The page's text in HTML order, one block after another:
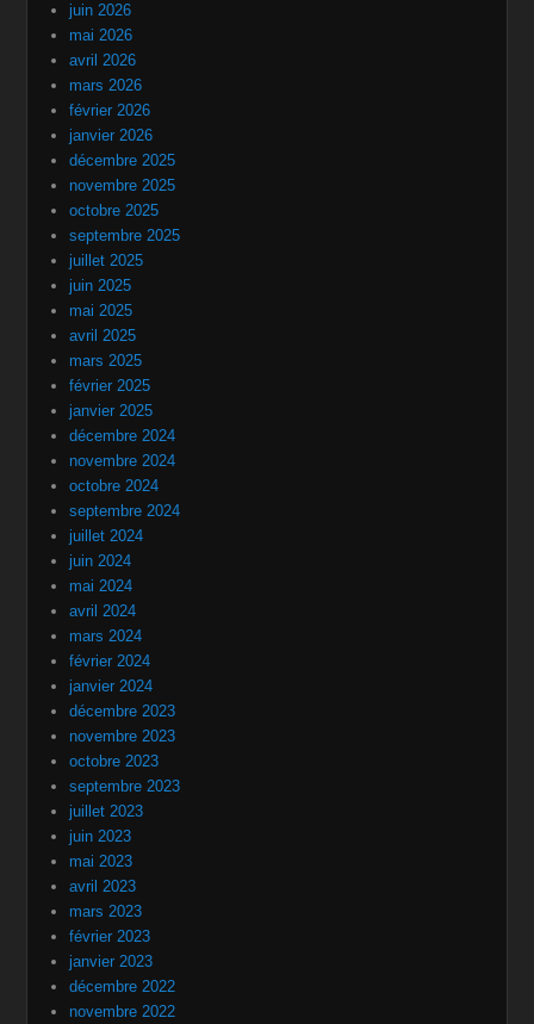
juin 2026
mai 2026
avril 2026
mars 2026
février 2026
janvier 2026
décembre 2025
novembre 2025
octobre 2025
septembre 2025
juillet 2025
juin 2025
mai 2025
avril 2025
mars 2025
février 2025
janvier 2025
décembre 2024
novembre 2024
octobre 2024
septembre 2024
juillet 2024
juin 2024
mai 2024
avril 2024
mars 2024
février 2024
janvier 2024
décembre 2023
novembre 2023
octobre 2023
septembre 2023
juillet 2023
juin 2023
mai 2023
avril 2023
mars 2023
février 2023
janvier 2023
décembre 2022
novembre 2022